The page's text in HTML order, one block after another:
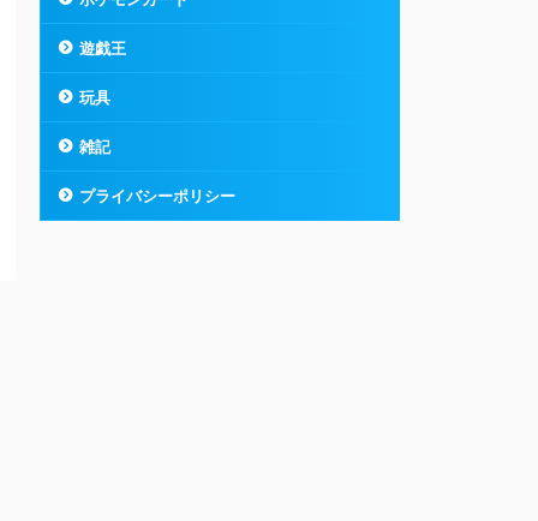
遊戯王
玩具
雑記
プライバシーポリシー